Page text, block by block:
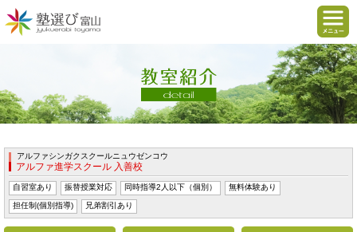
アルファシンガクスクールニュウゼンコウ
アルファ進学スクール 入善校
自習室あり 振替授業対応 同時指導2人以下（個別） 無料体験あり
担任制(個別指導) 兄弟割引あり